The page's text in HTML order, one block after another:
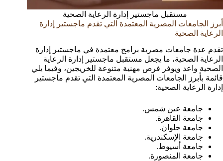
مستقبل ماجستير إدارة الرعاية الصحية
أبرز الجامعات المصرية المعتمدة التي تقدم ماجستير إدارة
الرعاية الصحية
تقدم عدة جامعات مصرية برامج معتمدة في ماجستير إدارة
الرعاية الصحية، ما يجعل مستقبل ماجستير إدارة الرعاية
الصحية واعد ويوفر فرص مهنية متنوعة للخريجين، وفيما يلي
قائمة بأبرز الجامعات المصرية المعتمدة التي تقدم ماجستير
إدارة الرعاية الصحية:
جامعة عين شمس.
جامعة القاهرة.
جامعة حلوان.
جامعة الإسكندرية.
جامعة أسيوط.
جامعة المنصورة.